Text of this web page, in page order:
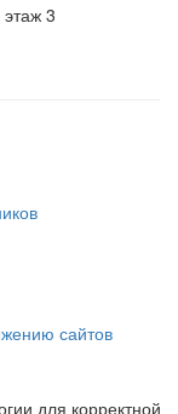
3
для корректной